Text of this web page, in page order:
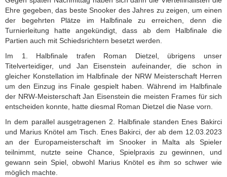
Ehre gegeben, das beste Snooker des Jahres zu zeigen, um einen
der begehrten Plätze im Halbfinale zu erreichen, denn die
Turnierleitung hatte angekündigt, dass ab dem Halbfinale die
Partien auch mit Schiedsrichtern besetzt werden.
Im 1. Halbfinale trafen Roman Dietzel, übrigens unser
Titelverteidiger, und Jan Eisenstein aufeinander, die schon in
gleicher Konstellation im Halbfinale der NRW Meisterschaft Herren
um den Einzug ins Finale gespielt haben. Während im Halbfinale
der NRW-Meisterschaft Jan Eisenstein die meisten Frames für sich
entscheiden konnte, hatte diesmal Roman Dietzel die Nase vorn.
In dem parallel ausgetragenen 2. Halbfinale standen Enes Bakirci
und Marius Knötel am Tisch. Enes Bakirci, der ab dem 12.03.2023
an der Europameisterschaft im Snooker in Malta als Spieler
teilnimmt, nutzte seine Chance, Spielpraxis zu gewinnen, und
gewann sein Spiel, obwohl Marius Knötel es ihm so schwer wie
möglich machte.